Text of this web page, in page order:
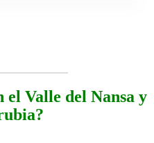
el Valle del Nansa y